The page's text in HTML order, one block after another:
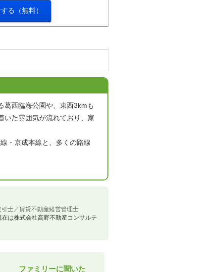
る（無料）
葛西臨海公園や、東西3kmも
いた雰囲気が流れており、家
・京成本線と、多くの路線
士／賃貸不動産経営管理士
は株式会社高野不動産コンサルテ
ファミリーに聞いた